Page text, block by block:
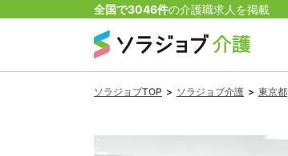
全国で3046件の介護職求人を掲載
ソラジョブTOP > ソラジョブ介護 > 東京都